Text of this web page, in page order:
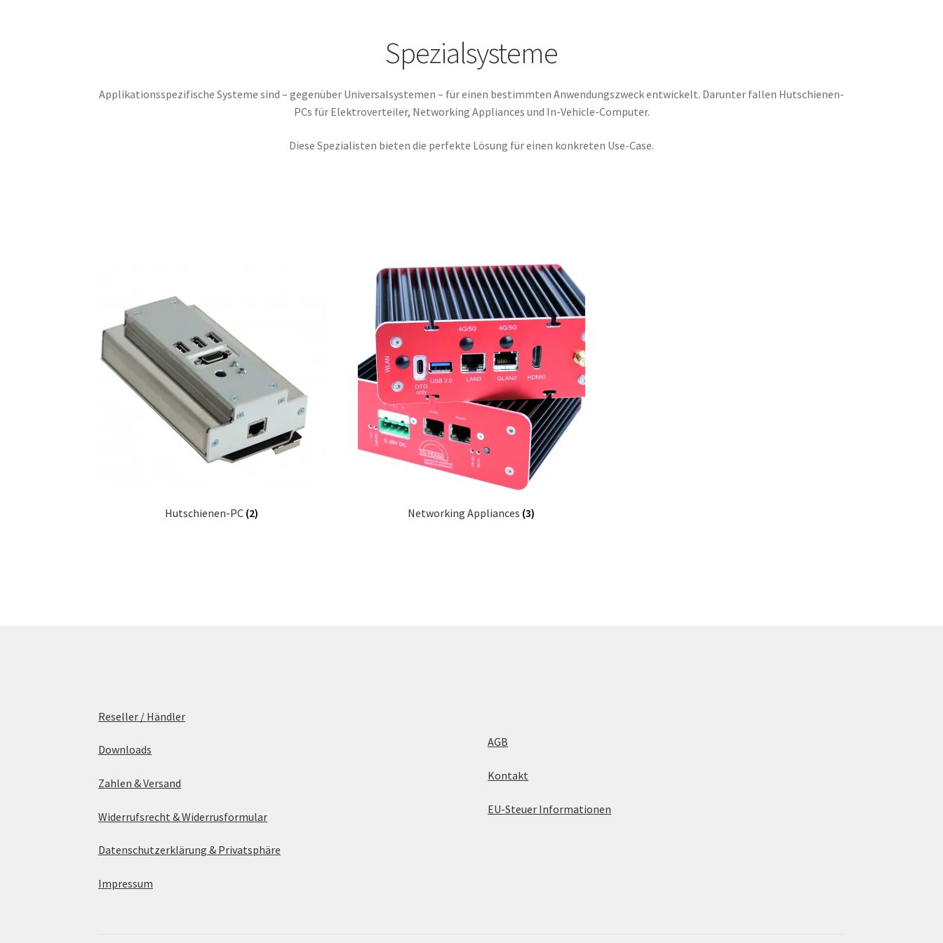
Zahlung & Versand
Spezialsysteme
Applikationsspezifische Systeme sind – gegenüber Universalsystemen – für einen bestimmten Anwendungszweck entwickelt. Darunter fallen Hutschienen-
PCs für Elektroverteiler, Networking Appliances und In-Vehicle-Computer.
Diese Spezialisten bieten die perfekte Lösung für einen konkreten Use-Case.
Hutschienen-PC (2) Networking Appliances (3)
Reseller / Händler
Downloads
Zahlen & Versand
Widerrufsrecht & Widerrusformular
Datenschutzerklärung & Privatsphäre
Impressum
AGB
Kontakt
EU-Steuer Informationen